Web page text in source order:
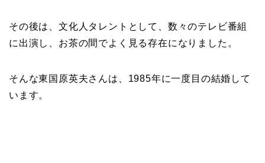
その後は、文化人タレントとして、数々のテレビ番組
に出演し、お茶の間でよく見る存在になりました。
そんな東国原英夫さんは、1985年に一度目の結婚して
います。